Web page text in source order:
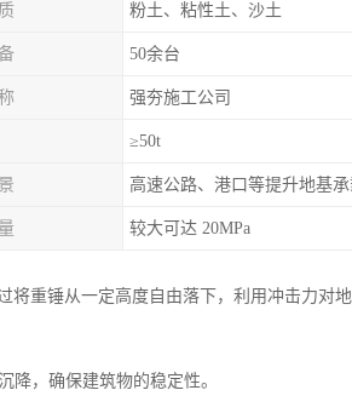
粉土、粘性土、沙土
50余台
强夯施工公司
≥50t
高速公路、港口等提升地基承
较大可达 20MPa
重锤从一定高度自由落下，利用冲击力对
降，确保建筑物的稳定性。